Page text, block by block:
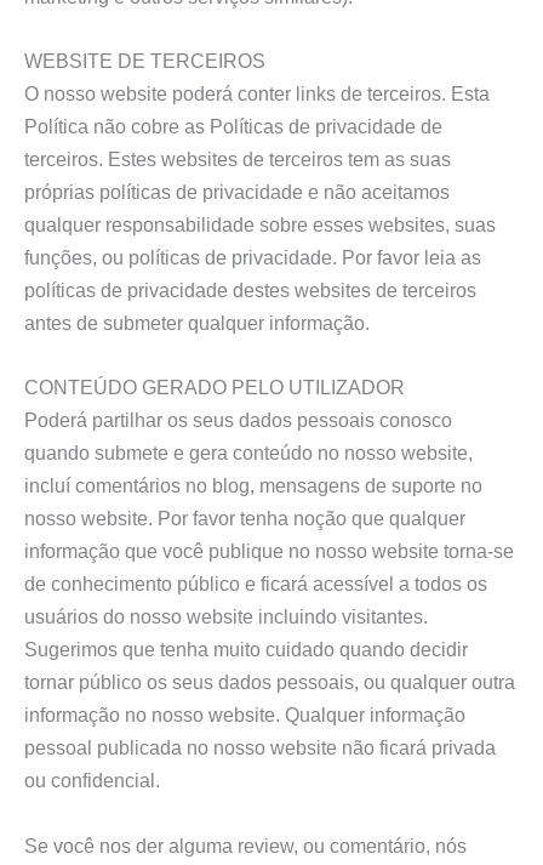
WEBSITE DE TERCEIROS
O nosso website poderá conter links de terceiros. Esta
Política não cobre as Políticas de privacidade de
terceiros. Estes websites de terceiros tem as suas
próprias políticas de privacidade e não aceitamos
qualquer responsabilidade sobre esses websites, suas
funções, ou políticas de privacidade. Por favor leia as
políticas de privacidade destes websites de terceiros
antes de submeter qualquer informação.
CONTEÚDO GERADO PELO UTILIZADOR
Poderá partilhar os seus dados pessoais conosco
quando submete e gera conteúdo no nosso website,
incluí comentários no blog, mensagens de suporte no
nosso website. Por favor tenha noção que qualquer
informação que você publique no nosso website torna-se
de conhecimento público e ficará acessível a todos os
usuários do nosso website incluindo visitantes.
Sugerimos que tenha muito cuidado quando decidir
tornar público os seus dados pessoais, ou qualquer outra
informação no nosso website. Qualquer informação
pessoal publicada no nosso website não ficará privada
ou confidencial.
Se você nos der alguma review, ou comentário, nós